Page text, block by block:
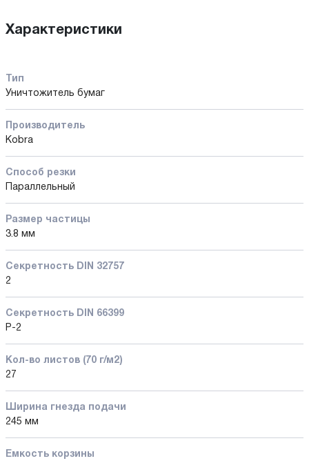
Характеристики
Тип
Уничтожитель бумаг
Производитель
Kobra
Способ резки
Параллельный
Размер частицы
3.8 мм
Секретность DIN 32757
2
Секретность DIN 66399
P-2
Кол-во листов (70 г/м2)
27
Ширина гнезда подачи
245 мм
Емкость корзины